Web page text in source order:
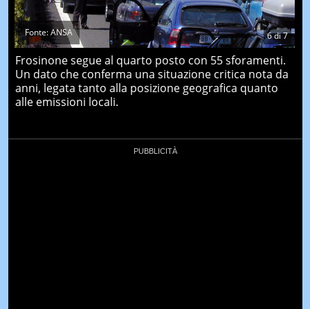
6di7
Fonte: ANSA
Frosinone segue al quarto posto con 55 sforamenti.
Un dato che conferma una situazione critica nota da
anni, legata tanto alla posizione geografica quanto
alle emissioni locali.